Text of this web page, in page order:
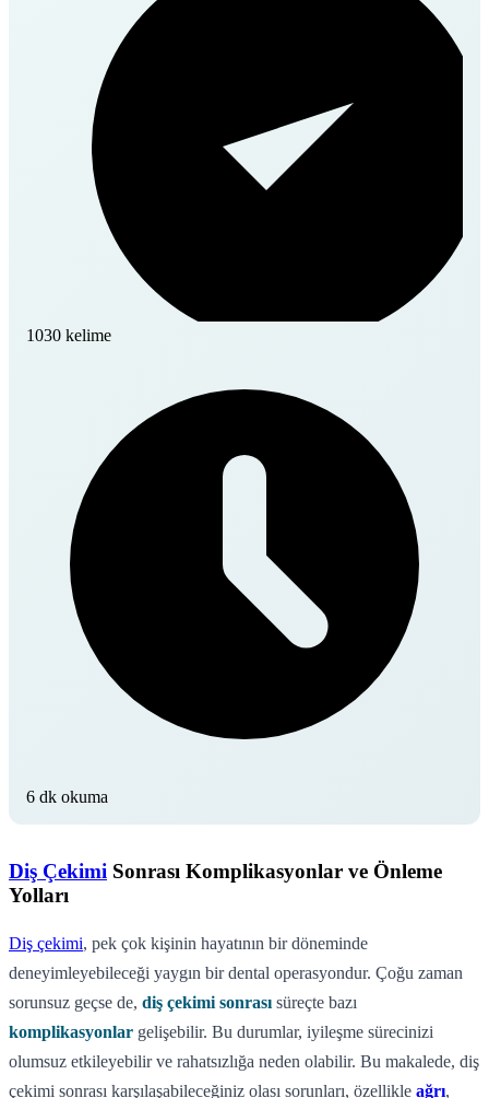
1030 kelime
6 dk okuma
Diş Çekimi Sonrası Komplikasyonlar ve Önleme
Yolları
Diş çekimi, pek çok kişinin hayatının bir döneminde
deneyimleyebileceği yaygın bir dental operasyondur. Çoğu zaman
sorunsuz geçse de, diş çekimi sonrası süreçte bazı
komplikasyonlar gelişebilir. Bu durumlar, iyileşme sürecinizi
olumsuz etkileyebilir ve rahatsızlığa neden olabilir. Bu makalede, diş
çekimi sonrası karşılaşabileceğiniz olası sorunları, özellikle ağrı,